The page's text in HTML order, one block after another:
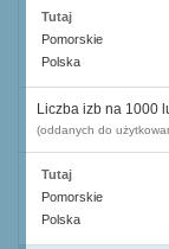
Tutaj
Pomorskie
Polska
Liczba izb na 1000
(oddanych do
Tutaj
Pomorskie
Polska